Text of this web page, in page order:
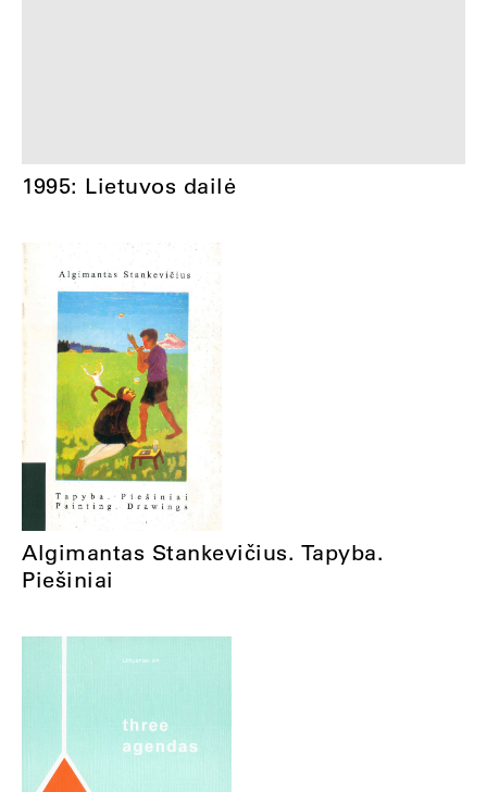
1995: Lietuvos dailė
Algimantas Stankevičius. Tapyba.
Piešiniai